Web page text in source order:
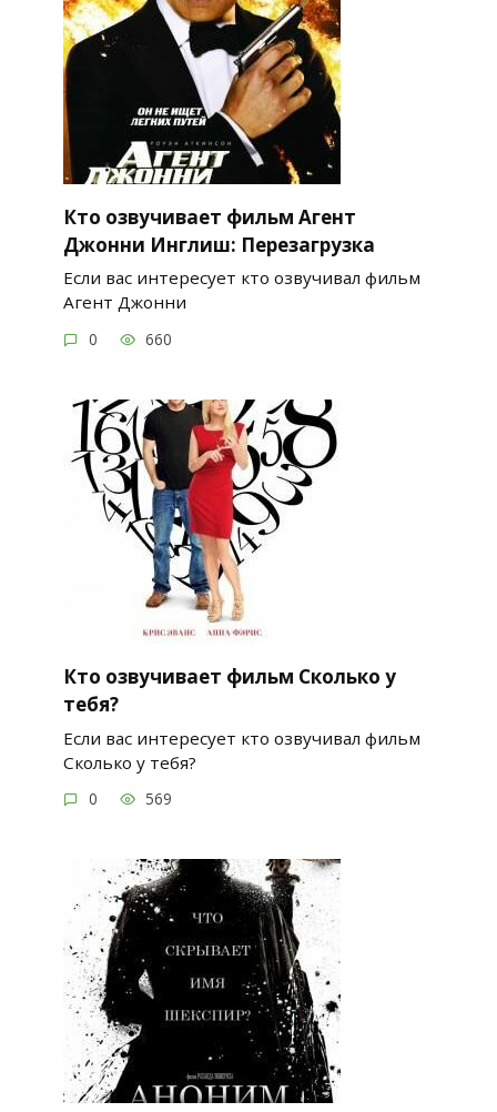
Кто озвучивает фильм Агент
Джонни Инглиш: Перезагрузка
Если вас интересует кто озвучивал фильм
Агент Джонни
0 660
Кто озвучивает фильм Сколько у
тебя?
Если вас интересует кто озвучивал фильм
Сколько у тебя?
0 569